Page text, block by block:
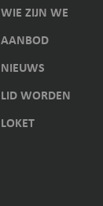
WIE ZIJN WE
AANBOD
NIEUWS
LID WORDEN
LOKET